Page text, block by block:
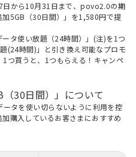
日から10月31日まで、povo2.0の期
5GB（30日間）」を1,580円で提
タ使い放題（24時間）」(注)を1つ
(24時間)」と引き換え可能なプロモ
つ買うと、1つもらえる！キャンペ
30日間）」について
タを使い切らないように利用を控
購入しているお客さまにおすすめ